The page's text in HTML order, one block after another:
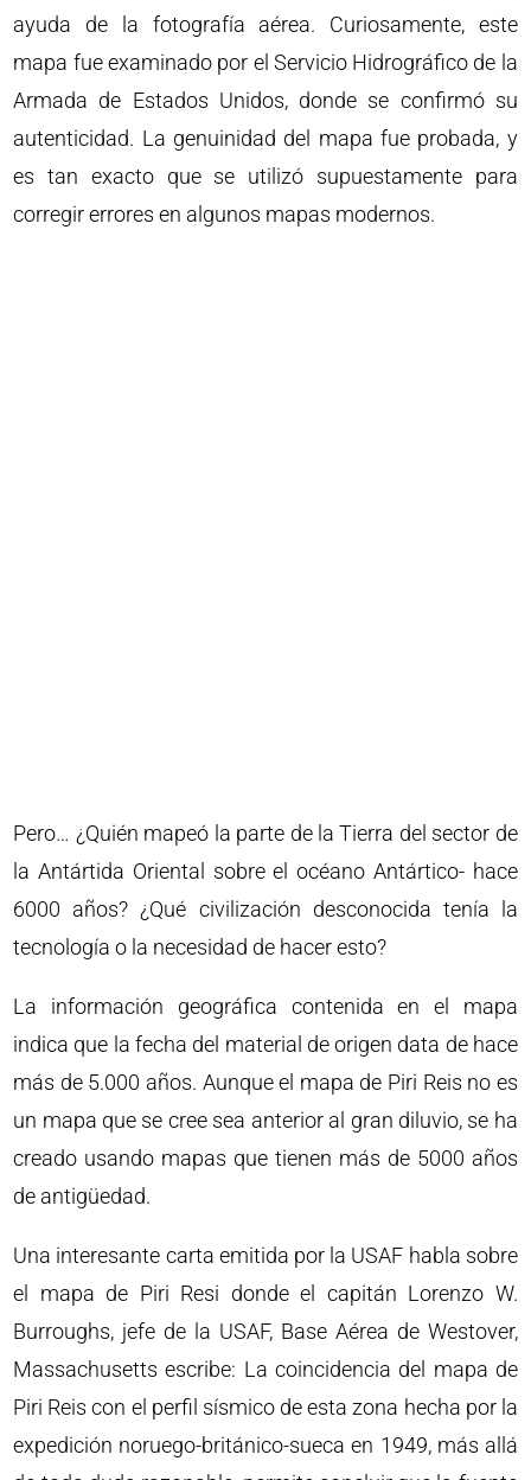
ayuda de la fotografía aérea. Curiosamente, este
mapa fue examinado por el Servicio Hidrográfico de la
Armada de Estados Unidos, donde se confirmó su
autenticidad. La genuinidad del mapa fue probada, y
es tan exacto que se utilizó supuestamente para
corregir errores en algunos mapas modernos.
Pero… ¿Quién mapeó la parte de la Tierra del sector de
la Antártida Oriental sobre el océano Antártico- hace
6000 años? ¿Qué civilización desconocida tenía la
tecnología o la necesidad de hacer esto?
La información geográfica contenida en el mapa
indica que la fecha del material de origen data de hace
más de 5.000 años. Aunque el mapa de Piri Reis no es
un mapa que se cree sea anterior al gran diluvio, se ha
creado usando mapas que tienen más de 5000 años
de antigüedad.
Una interesante carta emitida por la USAF habla sobre
el mapa de Piri Resi donde el capitán Lorenzo W.
Burroughs, jefe de la USAF, Base Aérea de Westover,
Massachusetts escribe: La coincidencia del mapa de
Piri Reis con el perfil sísmico de esta zona hecha por la
expedición noruego-británico-sueca en 1949, más allá